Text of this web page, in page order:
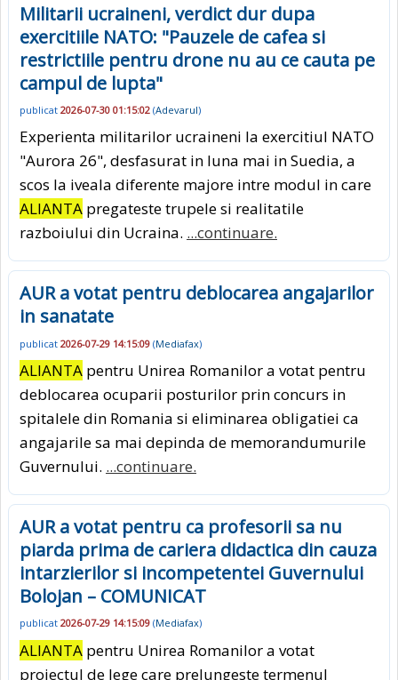
Militarii ucraineni, verdict dur dupa
exercitiile NATO: "Pauzele de cafea si
restrictiile pentru drone nu au ce cauta pe
campul de lupta"
publicat 2026-07-30 01:15:02 (Adevarul)
Experienta militarilor ucraineni la exercitiul NATO
"Aurora 26", desfasurat in luna mai in Suedia, a
scos la iveala diferente majore intre modul in care
ALIANTA pregateste trupele si realitatile
razboiului din Ucraina. ...continuare.
AUR a votat pentru deblocarea angajarilor
in sanatate
publicat 2026-07-29 14:15:09 (Mediafax)
ALIANTA pentru Unirea Romanilor a votat pentru
deblocarea ocuparii posturilor prin concurs in
spitalele din Romania si eliminarea obligatiei ca
angajarile sa mai depinda de memorandumurile
Guvernului. ...continuare.
AUR a votat pentru ca profesorii sa nu
piarda prima de cariera didactica din cauza
intarzierilor si incompetentei Guvernului
Bolojan – COMUNICAT
publicat 2026-07-29 14:15:09 (Mediafax)
ALIANTA pentru Unirea Romanilor a votat
proiectul de lege care prelungeste termenul